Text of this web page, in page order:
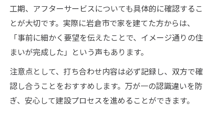
工期、アフターサービスについても具体的に確認するこ
とが大切です。実際に岩倉市で家を建てた方からは、
「事前に細かく要望を伝えたことで、イメージ通りの住
まいが完成した」という声もあります。
注意点として、打ち合わせ内容は必ず記録し、双方で確
認し合うことをおすすめします。万が一の認識違いを防
ぎ、安心して建設プロセスを進めることができます。